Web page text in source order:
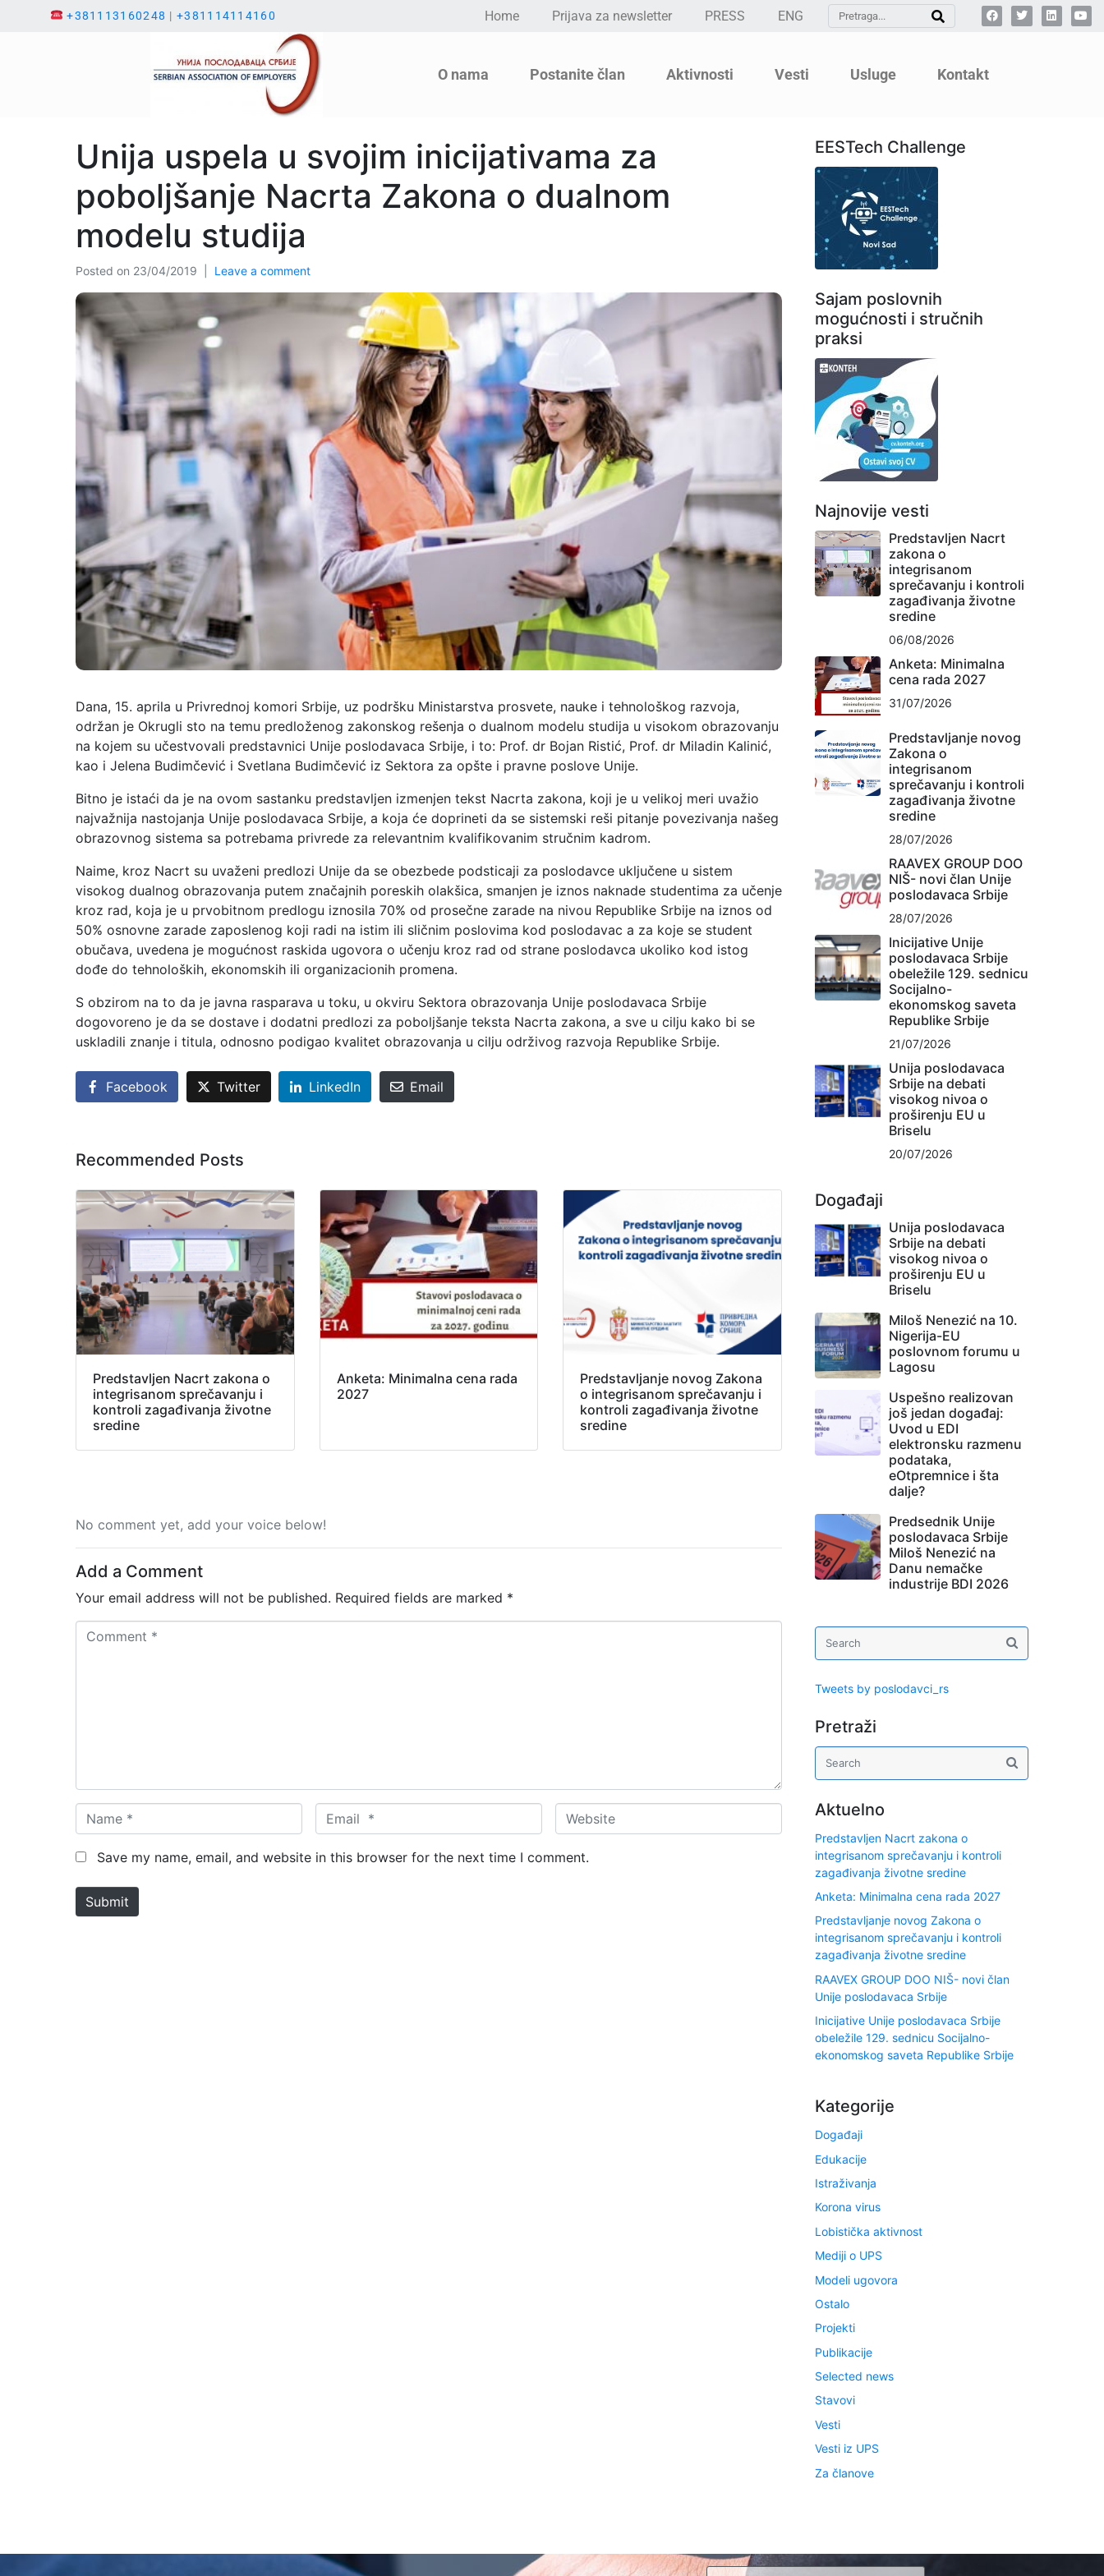
+381113160248 |+381114114160 Home Prijava za newsletter PRESS ENG
O nama Postanite član Aktivnosti Vesti Usluge Kontakt
Unija uspela u svojim inicijativama za
poboljšanje Nacrta Zakona o dualnom
modelu studija
Posted on 23/04/2019 Leave a comment
Dana, 15. aprila u Privrednoj komori Srbije, uz podršku Ministarstva prosvete, nauke i tehnološkog razvoja,
održan je Okrugli sto na temu predloženog zakonskog rešenja o dualnom modelu studija u visokom obrazovanju
na kojem su učestvovali predstavnici Unije poslodavaca Srbije, i to: Prof. dr Bojan Ristić, Prof. dr Miladin Kalinić,
kao i Jelena Budimčević i Svetlana Budimčević iz Sektora za opšte i pravne poslove Unije.
Bitno je istaći da je na ovom sastanku predstavljen izmenjen tekst Nacrta zakona, koji je u velikoj meri uvažio
najvažnija nastojanja Unije poslodavaca Srbije, a koja će doprineti da se sistemski reši pitanje povezivanja našeg
obrazovnog sistema sa potrebama privrede za relevantnim kvalifikovanim stručnim kadrom.
Naime, kroz Nacrt su uvaženi predlozi Unije da se obezbede podsticaji za poslodavce uključene u sistem
visokog dualnog obrazovanja putem značajnih poreskih olakšica, smanjen je iznos naknade studentima za učenje
kroz rad, koja je u prvobitnom predlogu iznosila 70% od prosečne zarade na nivou Republike Srbije na iznos od
50% osnovne zarade zaposlenog koji radi na istim ili sličnim poslovima kod poslodavac a za koje se student
obučava, uvedena je mogućnost raskida ugovora o učenju kroz rad od strane poslodavca ukoliko kod istog
dođe do tehnoloških, ekonomskih ili organizacionih promena.
S obzirom na to da je javna rasparava u toku, u okviru Sektora obrazovanja Unije poslodavaca Srbije
dogovoreno je da se dostave i dodatni predlozi za poboljšanje teksta Nacrta zakona, a sve u cilju kako bi se
uskladili znanje i titula, odnosno podigao kvalitet obrazovanja u cilju održivog razvoja Republike Srbije.
Facebook Twitter LinkedIn Email
Recommended Posts
Predstavljen Nacrt zakona o
integrisanom sprečavanju i
kontroli zagađivanja životne
sredine
Anketa: Minimalna cena rada
2027
Predstavljanje novog Zakona
o integrisanom sprečavanju i
kontroli zagađivanja životne
sredine
No comment yet, add your voice below!
Add a Comment
Your email address will not be published. Required fields are marked *
a
m
*
m
a
W
e
b
Save my name, email, and website in this browser for the next time I comment.
Submit
EESTech Challenge
Sajam poslovnih
mogućnosti i stručnih
praksi
Najnovije vesti
Predstavljen Nacrt
zakona o
integrisanom
sprečavanju i kontroli
zagađivanja životne
sredine
06/08/2026
Anketa: Minimalna
cena rada 2027
31/07/2026
Predstavljanje novog
Zakona o
integrisanom
sprečavanju i kontroli
zagađivanja životne
sredine
28/07/2026
RAAVEX GROUP DOO
NIŠ- novi član Unije
poslodavaca Srbije
28/07/2026
Inicijative Unije
poslodavaca Srbije
obeležile 129. sednicu
Socijalno-
ekonomskog saveta
Republike Srbije
21/07/2026
Unija poslodavaca
Srbije na debati
visokog nivoa o
proširenju EU u
Briselu
20/07/2026
Događaji
Unija poslodavaca
Srbije na debati
visokog nivoa o
proširenju EU u
Briselu
Miloš Nenezić na 10.
Nigerija-EU
poslovnom forumu u
Lagosu
Uspešno realizovan
još jedan događaj:
Uvod u EDI
elektronsku razmenu
podataka,
eOtpremnice i šta
dalje?
Predsednik Unije
poslodavaca Srbije
Miloš Nenezić na
Danu nemačke
industrije BDI 2026
Tweets by poslodavci_rs
Pretraži
Aktuelno
Predstavljen Nacrt zakona o
integrisanom sprečavanju i kontroli
zagađivanja životne sredine
Anketa: Minimalna cena rada 2027
Predstavljanje novog Zakona o
integrisanom sprečavanju i kontroli
zagađivanja životne sredine
RAAVEX GROUP DOO NIŠ- novi član
Unije poslodavaca Srbije
Inicijative Unije poslodavaca Srbije
obeležile 129. sednicu Socijalno-
ekonomskog saveta Republike Srbije
Kategorije
Događaji
Edukacije
Istraživanja
Korona virus
Lobistička aktivnost
Mediji o UPS
Modeli ugovora
Ostalo
Projekti
Publikacije
Selected news
Stavovi
Vesti
Vesti iz UPS
Za članove